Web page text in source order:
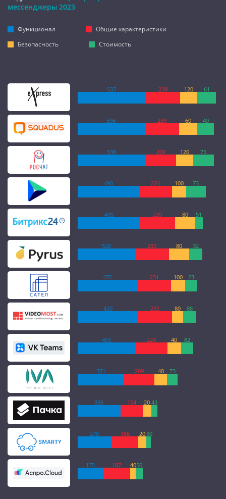
мессенджеры 2023
Функционал
Общие характеристики
Безопасность
Стоимость
537 239 120 61
596 239 60 49
538 209 120 75
490 224 100 73
495 239 80 51
520 232 80 32
472 231 100 23
420 232 80 88
453 224 40 82
371 209 40 73
336 154 20 43
270 186 20 30
175 187 4050